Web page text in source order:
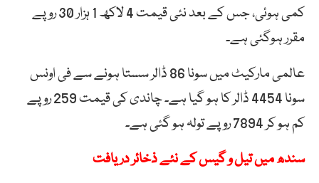
کمی ہوئی، جس کے بعد نئی قیمت 4 لاکھ 1 ہزار 30 روپے
مقرر ہوگئی ہے۔
عالمی مارکیٹ میں سونا 86 ڈالر سستا ہونے سے فی اونس
سونا 4454 ڈالر کا ہو گیا ہے۔ چاندی کی قیمت 259 روپے
کم ہو کر 7894 روپے تولہ ہو گئی ہے۔
سندھ میں تیل و گیس کے نئے ذخائر دریافت